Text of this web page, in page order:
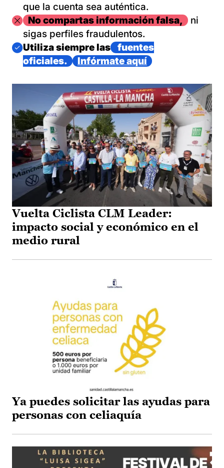
que la cuenta sea auténtica.
ImagenNo compartas información falsa,
ni
sigas perfiles fraudulentos.
Imagen
Utiliza siempre las
fuentes
oficiales.
Infórmate aquí
Vuelta Ciclista CLM Leader:
impacto social y económico en el
medio rural
Ya puedes solicitar las ayudas para
personas con celiaquía